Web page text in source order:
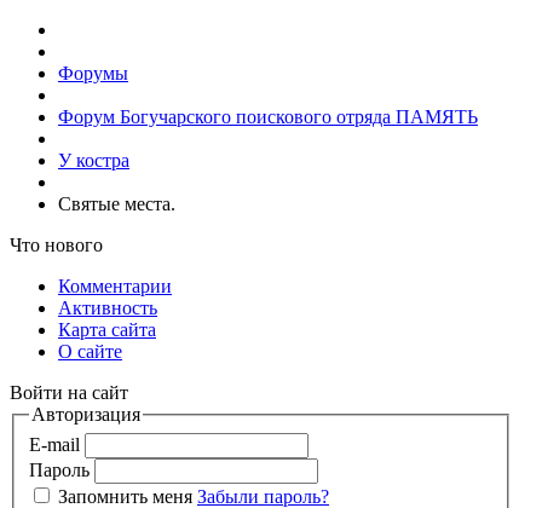
Форумы
Форум Богучарского поискового отряда ПАМЯТЬ
У костра
Святые места.
Что нового
Комментарии
Активность
Карта сайта
О сайте
Войти на сайт
Авторизация
E-mail
Пароль
Запомнить меня Забыли пароль?